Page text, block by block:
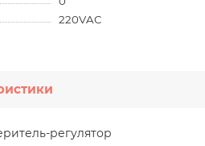
220VAC
регулятор